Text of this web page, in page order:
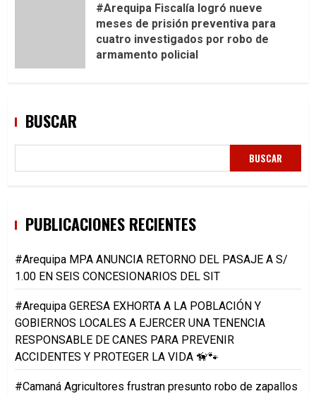
#Arequipa Fiscalía logró nueve
meses de prisión preventiva para
cuatro investigados por robo de
armamento policial
BUSCAR
BUSCAR
PUBLICACIONES RECIENTES
#Arequipa MPA ANUNCIA RETORNO DEL PASAJE A S/
1.00 EN SEIS CONCESIONARIOS DEL SIT
#Arequipa GERESA EXHORTA A LA POBLACIÓN Y
GOBIERNOS LOCALES A EJERCER UNA TENENCIA
RESPONSABLE DE CANES PARA PREVENIR
ACCIDENTES Y PROTEGER LA VIDA 🦮🐾
#Camaná Agricultores frustran presunto robo de zapallos